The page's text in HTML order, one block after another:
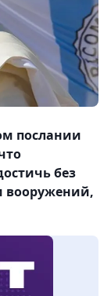
послании
без
вооружений,